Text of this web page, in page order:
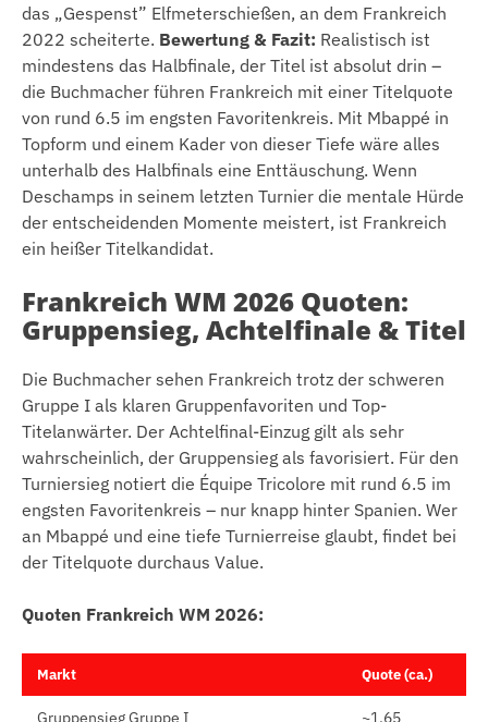
das „Gespenst” Elfmeterschießen, an dem Frankreich
2022 scheiterte. Bewertung & Fazit: Realistisch ist
mindestens das Halbfinale, der Titel ist absolut drin –
die Buchmacher führen Frankreich mit einer Titelquote
von rund 6.5 im engsten Favoritenkreis. Mit Mbappé in
Topform und einem Kader von dieser Tiefe wäre alles
unterhalb des Halbfinals eine Enttäuschung. Wenn
Deschamps in seinem letzten Turnier die mentale Hürde
der entscheidenden Momente meistert, ist Frankreich
ein heißer Titelkandidat.
Frankreich WM 2026 Quoten:
Gruppensieg, Achtelfinale & Titel
Die Buchmacher sehen Frankreich trotz der schweren
Gruppe I als klaren Gruppenfavoriten und Top-
Titelanwärter. Der Achtelfinal-Einzug gilt als sehr
wahrscheinlich, der Gruppensieg als favorisiert. Für den
Turniersieg notiert die Équipe Tricolore mit rund 6.5 im
engsten Favoritenkreis – nur knapp hinter Spanien. Wer
an Mbappé und eine tiefe Turnierreise glaubt, findet bei
der Titelquote durchaus Value.
Quoten Frankreich WM 2026:
Markt Quote (ca.)
Gruppensieg Gruppe I ~1.65